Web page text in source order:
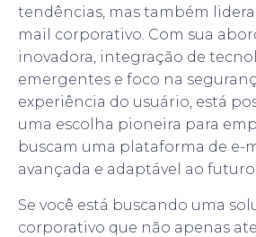
tendências, mas também
mail corporativo. Com sua
inovadora, integração de
emergentes e foco na
experiência do usuário, está
uma escolha pioneira para
buscam uma plataforma de e-
avançada e adaptável ao futuro.
Se você está buscando uma
corporativo que não apenas